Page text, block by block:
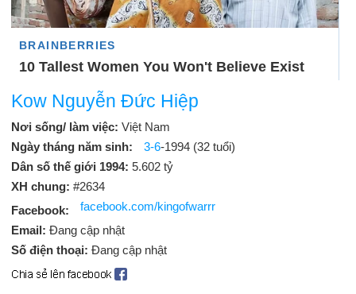
Kow Nguyễn Đức Hiệp
Nơi sống/ làm việc: Việt Nam
Ngày tháng năm sinh:
3-6-1994 (32 tuổi)
Dân số thế giới 1994: 5.602 tỷ
XH chung: #2634
Facebook:
facebook.com/kingofwarrr
Email: Đang cập nhật
Số điện thoại: Đang cập nhật